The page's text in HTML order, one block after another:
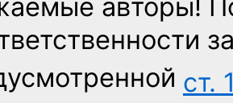
авторы!
ст.